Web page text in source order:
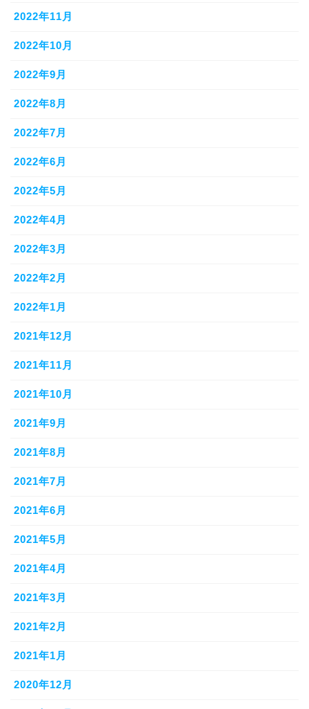
2022年11月
2022年10月
2022年9月
2022年8月
2022年7月
2022年6月
2022年5月
2022年4月
2022年3月
2022年2月
2022年1月
2021年12月
2021年11月
2021年10月
2021年9月
2021年8月
2021年7月
2021年6月
2021年5月
2021年4月
2021年3月
2021年2月
2021年1月
2020年12月